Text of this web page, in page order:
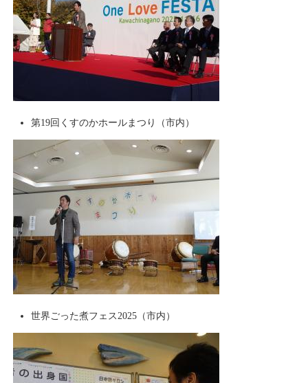
第19回くすのかホールまつり（市内）
世界ごった煮フェス2025（市内）